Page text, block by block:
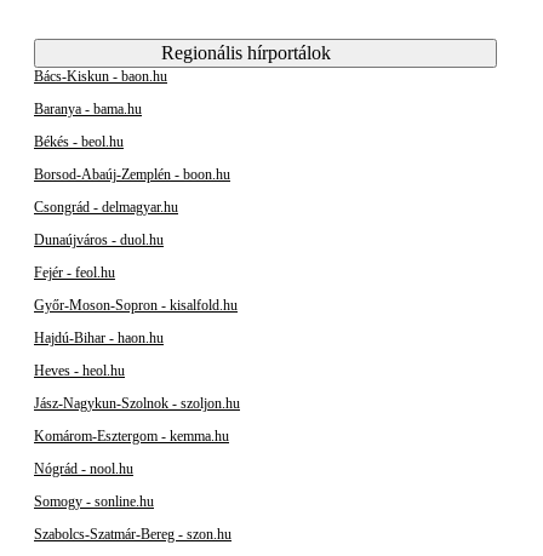
Regionális hírportálok
Bács-Kiskun - baon.hu
Baranya - bama.hu
Békés - beol.hu
Borsod-Abaúj-Zemplén - boon.hu
Csongrád - delmagyar.hu
Dunaújváros - duol.hu
Fejér - feol.hu
Győr-Moson-Sopron - kisalfold.hu
Hajdú-Bihar - haon.hu
Heves - heol.hu
Jász-Nagykun-Szolnok - szoljon.hu
Komárom-Esztergom - kemma.hu
Nógrád - nool.hu
Somogy - sonline.hu
Szabolcs-Szatmár-Bereg - szon.hu